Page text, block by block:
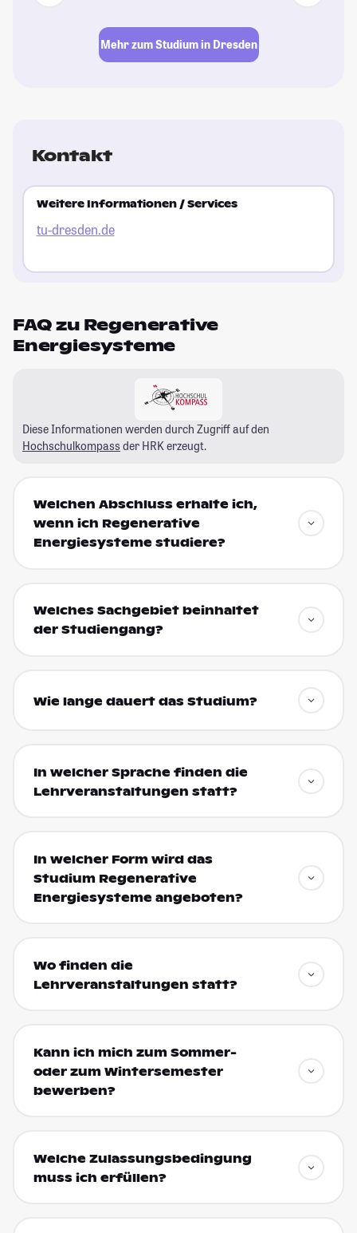
Mehr zum Studium in Dresden
Kontakt
Weitere Informationen / Services
tu-dresden.de
FAQ zu Regenerative
Energiesysteme
Diese Informationen werden durch Zugriff auf den
Hochschulkompass der HRK erzeugt.
Welchen Abschluss erhalte ich,
wenn ich Regenerative
Energiesysteme studiere?
Welches Sachgebiet beinhaltet
der Studiengang?
Wie lange dauert das Studium?
In welcher Sprache finden die
Lehrveranstaltungen statt?
In welcher Form wird das
Studium Regenerative
Energiesysteme angeboten?
Wo finden die
Lehrveranstaltungen statt?
Kann ich mich zum Sommer-
oder zum Wintersemester
bewerben?
Welche Zulassungsbedingung
muss ich erfüllen?